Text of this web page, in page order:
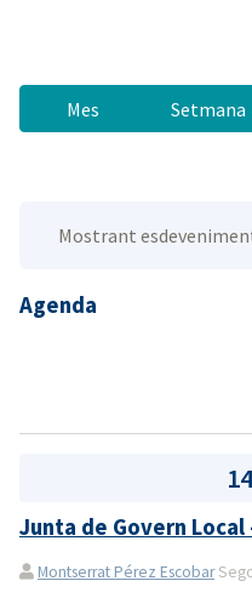
Mes Setmana
Mostrant
Agenda
14
Junta de Govern Local -
Montserrat Pérez Escobar